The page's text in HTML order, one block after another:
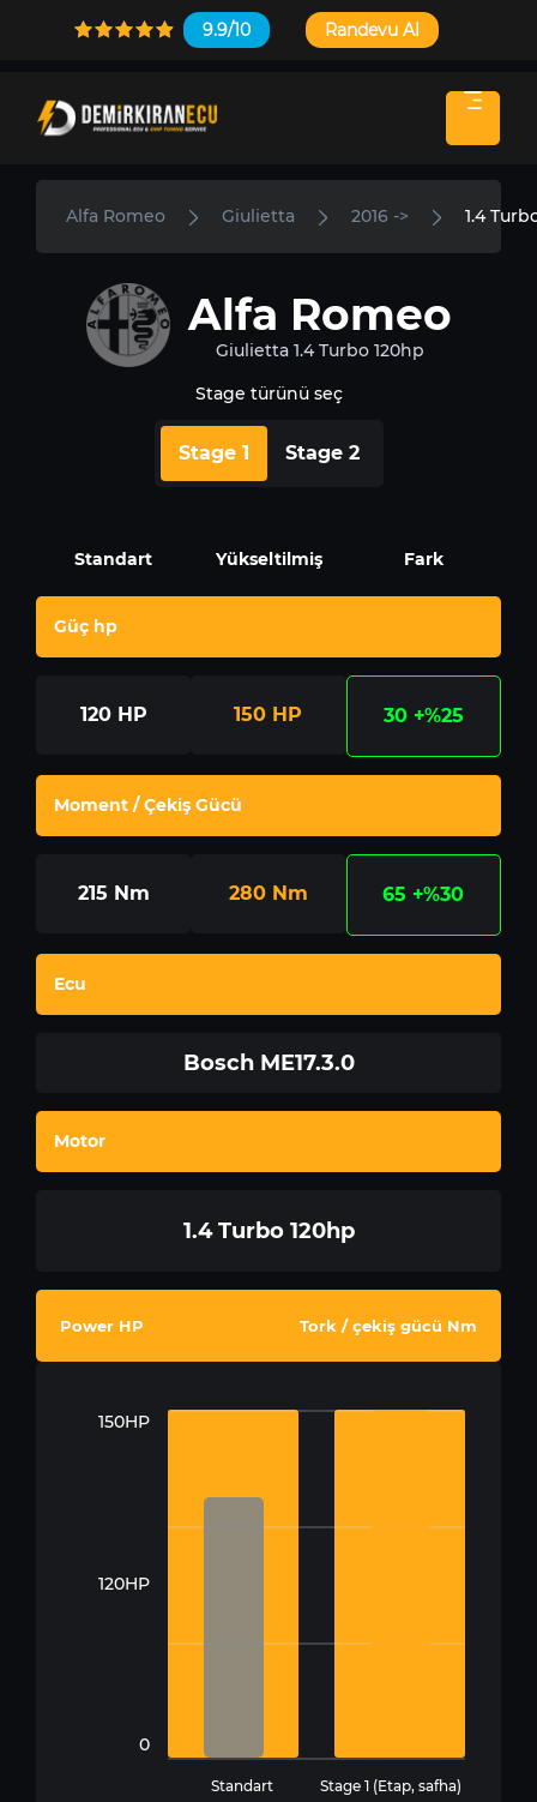
9.9/10 Randevu Al
Alfa Romeo Giulietta 2016 -> 1.4
Alfa Romeo
Giulietta 1.4 Turbo 120hp
Stage türünü seç
Stage 1 Stage 2
Standart Yükseltilmiş Fark
Güç hp
120 HP 150 HP 30 +%25
Moment / Çekiş Gücü
215 Nm 280 Nm 65 +%30
Ecu
Bosch ME17.3.0
Motor
1.4 Turbo 120hp
Power HP Tork / çekiş gücü Nm
150HP
120HP
0
Standart Stage 1 (Etap, safha)